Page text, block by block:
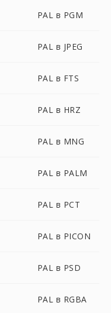
PAL в PGM
PAL в JPEG
PAL в FTS
PAL в HRZ
PAL в MNG
PAL в PALM
PAL в PCT
PAL в PICON
PAL в PSD
PAL в RGBA